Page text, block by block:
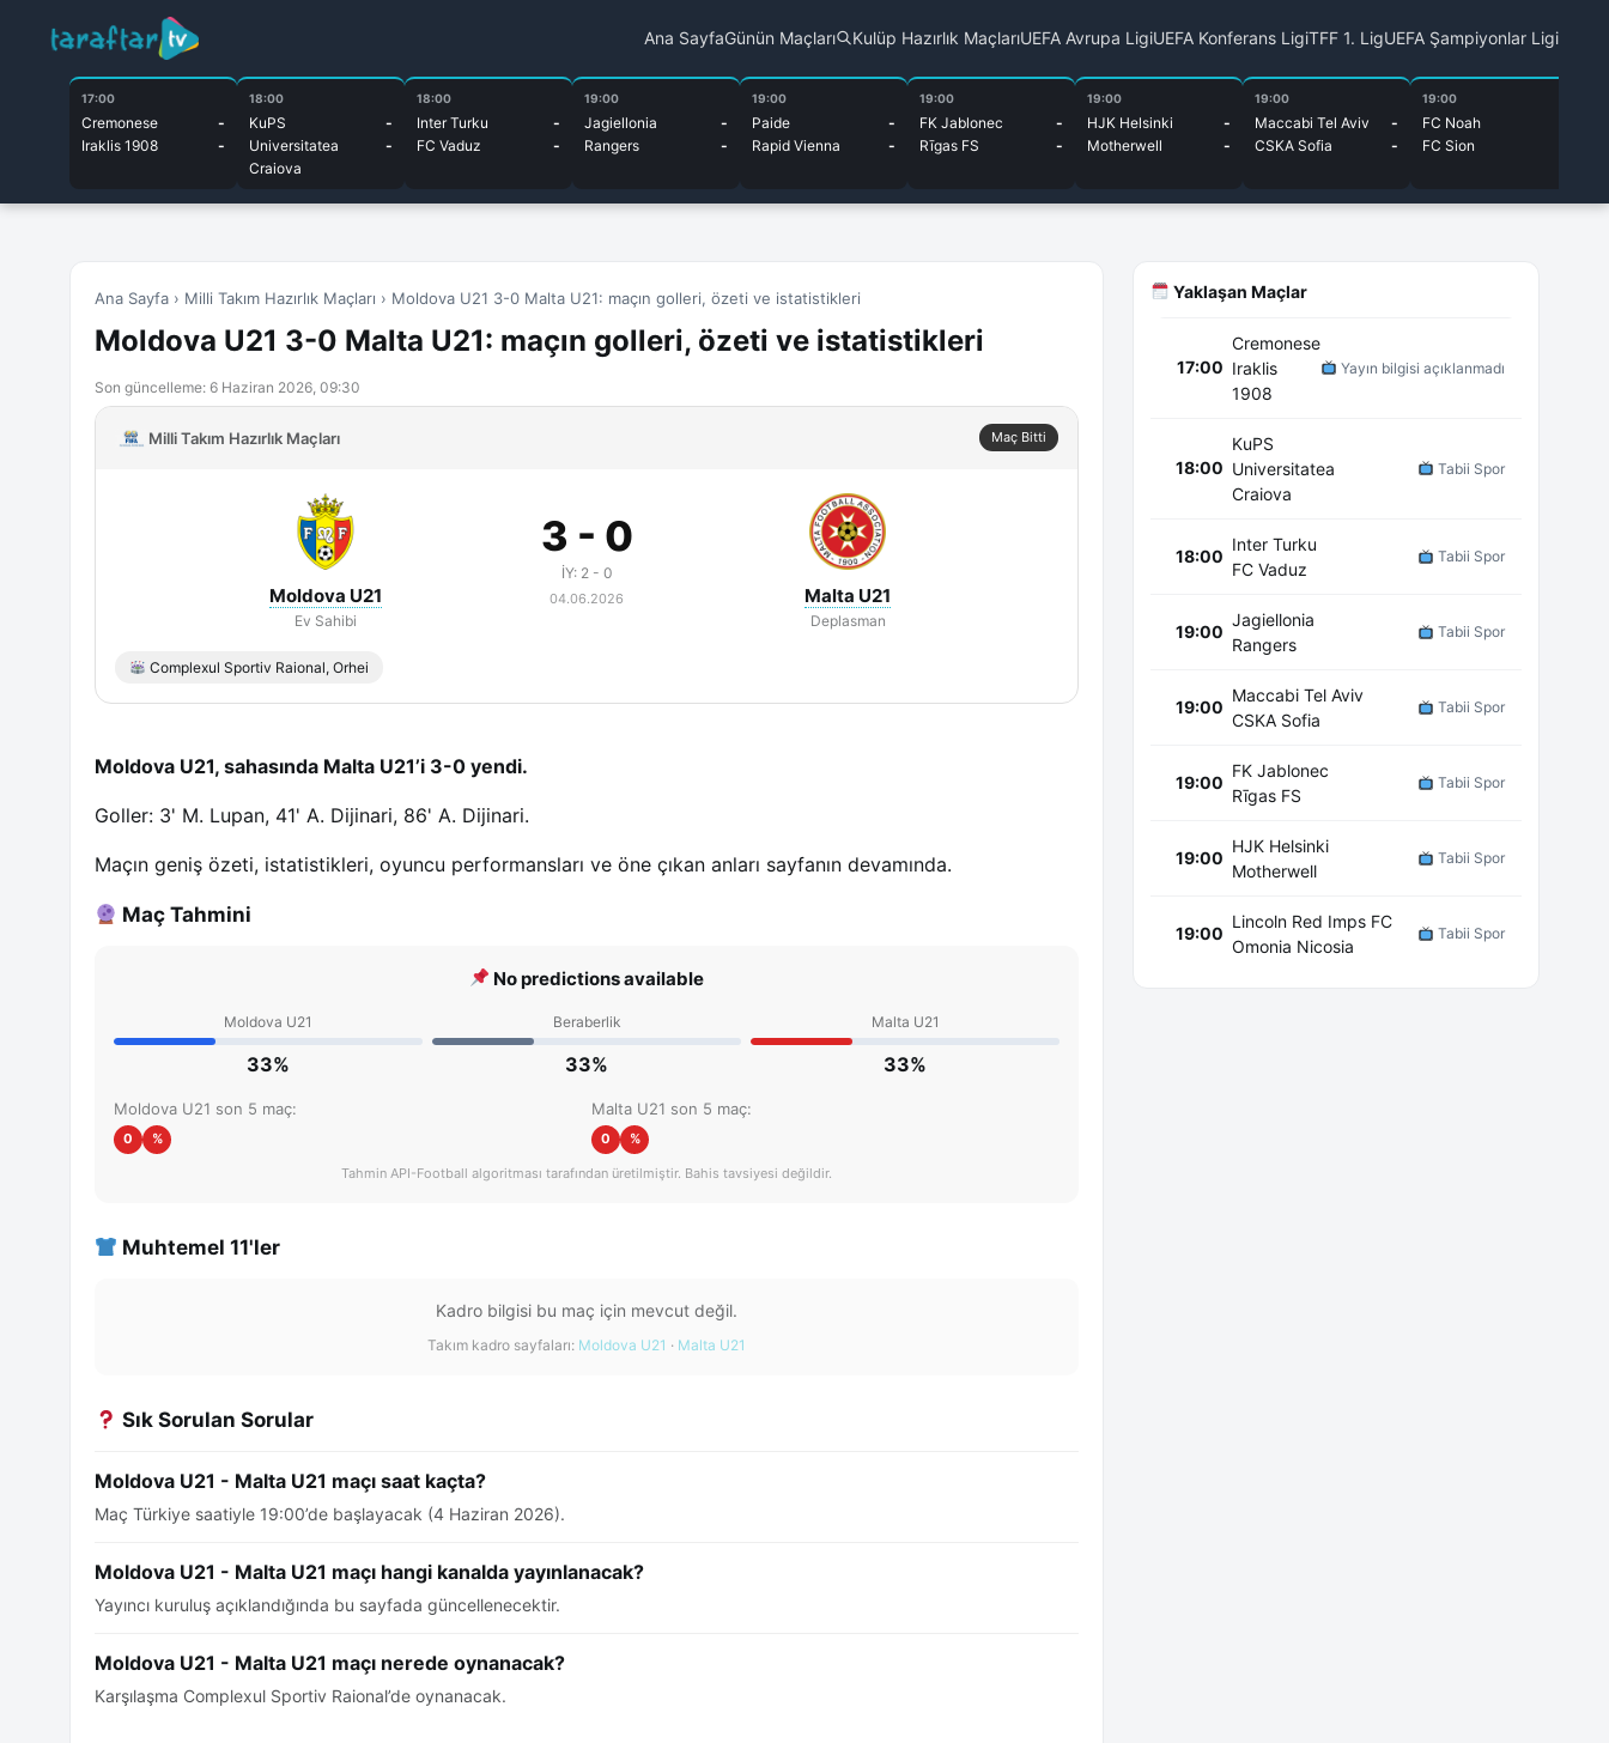
Ana SayfaGünün Maçları Kulüp Hazırlık MaçlarıUEFA Avrupa LigiUEFA Konferans LigiTFF 1. LigUEFA Şampiyonlar Ligi
17:00
Cremonese
-
Iraklis 1908
-
18:00
KuPS
-
Universitatea
Craiova
-
18:00
Inter Turku
-
FC Vaduz
-
19:00
Jagiellonia
-
Rangers
-
19:00
Paide
-
Rapid Vienna
-
19:00
FK Jablonec
-
Rīgas FS
-
19:00
HJK Helsinki
-
Motherwell
-
19:00
Maccabi Tel Aviv
-
CSKA Sofia
-
19:00
FC Noah
FC Sion
Ana Sayfa › Milli Takım Hazırlık Maçları › Moldova U21 3-0 Malta U21: maçın golleri, özeti ve istatistikleri
Moldova U21 3-0 Malta U21: maçın golleri, özeti ve istatistikleri
Son güncelleme: 6 Haziran 2026, 09:30
Milli Takım Hazırlık Maçları Maç Bitti
Moldova U21
Ev Sahibi
3 - 0
İY: 2 - 0
04.06.2026 Malta U21
Deplasman
Complexul Sportiv Raional, Orhei
Moldova U21, sahasında Malta U21’i 3-0 yendi.
Goller: 3' M. Lupan, 41' A. Dijinari, 86' A. Dijinari.
Maçın geniş özeti, istatistikleri, oyuncu performansları ve öne çıkan anları sayfanın devamında.
Maç Tahmini
No predictions available
Moldova U21
33%
Beraberlik
33%
Malta U21
33%
Moldova U21 son 5 maç:
0 %
Malta U21 son 5 maç:
0 %
Tahmin API-Football algoritması tarafından üretilmiştir. Bahis tavsiyesi değildir.
Muhtemel 11'ler
Kadro bilgisi bu maç için mevcut değil.
Takım kadro sayfaları: Moldova U21 · Malta U21
Sık Sorulan Sorular
Moldova U21 - Malta U21 maçı saat kaçta?
Maç Türkiye saatiyle 19:00’de başlayacak (4 Haziran 2026).
Moldova U21 - Malta U21 maçı hangi kanalda yayınlanacak?
Yayıncı kuruluş açıklandığında bu sayfada güncellenecektir.
Moldova U21 - Malta U21 maçı nerede oynanacak?
Karşılaşma Complexul Sportiv Raional’de oynanacak.
Yaklaşan Maçlar
17:00
Cremonese
Iraklis
1908
Yayın bilgisi açıklanmadı
18:00
KuPS
Universitatea
Craiova
Tabii Spor
18:00
Inter Turku
FC Vaduz
Tabii Spor
19:00
Jagiellonia
Rangers
Tabii Spor
19:00
Maccabi Tel Aviv
CSKA Sofia
Tabii Spor
19:00
FK Jablonec
Rīgas FS
Tabii Spor
19:00
HJK Helsinki
Motherwell
Tabii Spor
19:00
Lincoln Red Imps FC
Omonia Nicosia
Tabii Spor